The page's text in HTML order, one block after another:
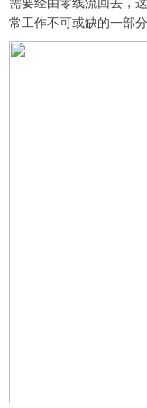
常工作不可或缺的一部分